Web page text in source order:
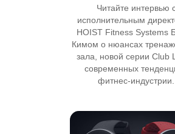
Читайте интервью
исполнительным
HOIST Fitness Systems
Кимом о нюансах
зала, новой серии Club
современных
фитнес-индустрии.